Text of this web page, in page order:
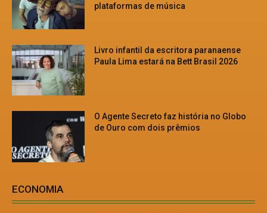
plataformas de música
Livro infantil da escritora paranaense
Paula Lima estará na Bett Brasil 2026
O Agente Secreto faz história no Globo
de Ouro com dois prêmios
ECONOMIA